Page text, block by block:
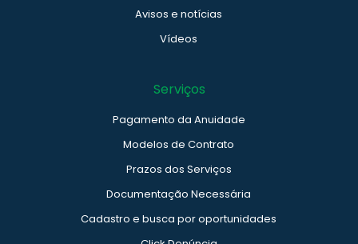
Avisos e notícias
Vídeos
Serviços
Pagamento da Anuidade
Modelos de Contrato
Prazos dos Serviços
Documentação Necessária
Cadastro e busca por oportunidades